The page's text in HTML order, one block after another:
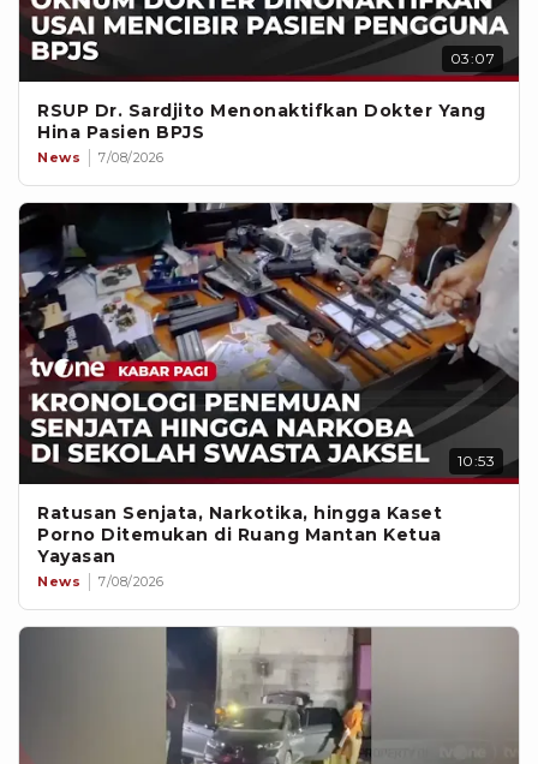
03:07
RSUP Dr. Sardjito Menonaktifkan Dokter Yang
Hina Pasien BPJS
News 7/08/2026
10:53
Ratusan Senjata, Narkotika, hingga Kaset
Porno Ditemukan di Ruang Mantan Ketua
Yayasan
News 7/08/2026